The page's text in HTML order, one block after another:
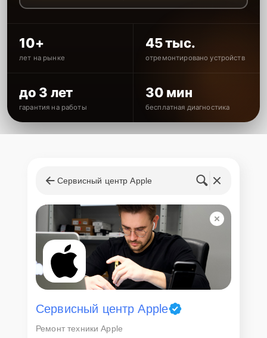
10+
лет на рынке
45 тыс.
отремонтировано устройств
до 3 лет
гарантия на работы
30 мин
бесплатная диагностика
Сервисный центр Apple
Сервисный центр Apple
Ремонт техники Apple